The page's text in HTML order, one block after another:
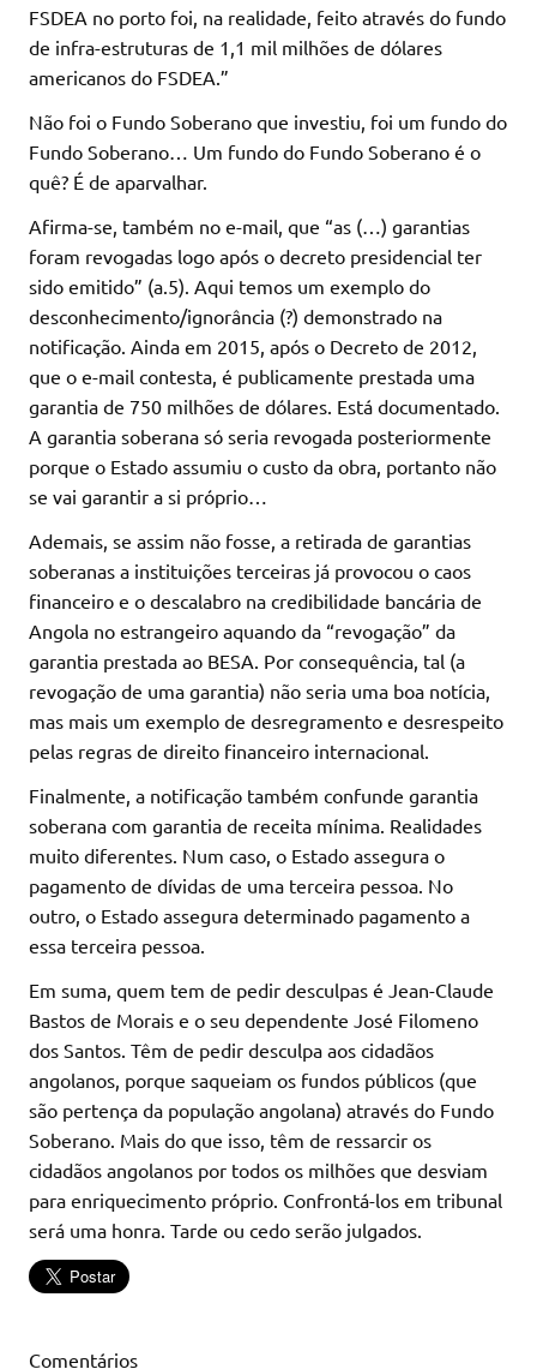
FSDEA no porto foi, na realidade, feito através do fundo
de infra-estruturas de 1,1 mil milhões de dólares
americanos do FSDEA.”
Não foi o Fundo Soberano que investiu, foi um fundo do
Fundo Soberano… Um fundo do Fundo Soberano é o
quê? É de aparvalhar.
Afirma-se, também no e-mail, que “as (…) garantias
foram revogadas logo após o decreto presidencial ter
sido emitido” (a.5). Aqui temos um exemplo do
desconhecimento/ignorância (?) demonstrado na
notificação. Ainda em 2015, após o Decreto de 2012,
que o e-mail contesta, é publicamente prestada uma
garantia de 750 milhões de dólares. Está documentado.
A garantia soberana só seria revogada posteriormente
porque o Estado assumiu o custo da obra, portanto não
se vai garantir a si próprio…
Ademais, se assim não fosse, a retirada de garantias
soberanas a instituições terceiras já provocou o caos
financeiro e o descalabro na credibilidade bancária de
Angola no estrangeiro aquando da “revogação” da
garantia prestada ao BESA. Por consequência, tal (a
revogação de uma garantia) não seria uma boa notícia,
mas mais um exemplo de desregramento e desrespeito
pelas regras de direito financeiro internacional.
Finalmente, a notificação também confunde garantia
soberana com garantia de receita mínima. Realidades
muito diferentes. Num caso, o Estado assegura o
pagamento de dívidas de uma terceira pessoa. No
outro, o Estado assegura determinado pagamento a
essa terceira pessoa.
Em suma, quem tem de pedir desculpas é Jean-Claude
Bastos de Morais e o seu dependente José Filomeno
dos Santos. Têm de pedir desculpa aos cidadãos
angolanos, porque saqueiam os fundos públicos (que
são pertença da população angolana) através do Fundo
Soberano. Mais do que isso, têm de ressarcir os
cidadãos angolanos por todos os milhões que desviam
para enriquecimento próprio. Confrontá-los em tribunal
será uma honra. Tarde ou cedo serão julgados.
Comentários